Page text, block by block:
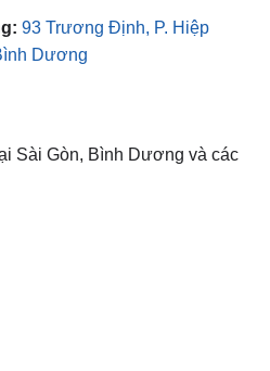
93 Trương Định, P. Hiệp
Dương
Sài Gòn, Bình Dương và các